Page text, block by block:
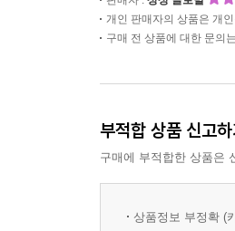
개인 판매자의 상품은 개
구매 전 상품에 대한 문의는
부적합 상품 신고하
구매에 부적합한 상품은
상품정보 부정확 (